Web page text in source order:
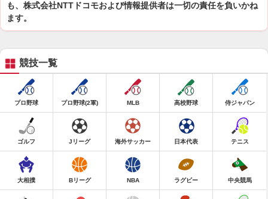
も、株式会社NTTドコモおよび情報提供者は一切の責任を負いかね
ます。
競技一覧
プロ野球 プロ野球(2軍) MLB 高校野球 侍ジャパン
ゴルフ Jリーグ 海外サッカー 日本代表 テニス
大相撲 Bリーグ NBA ラグビー 中央競馬